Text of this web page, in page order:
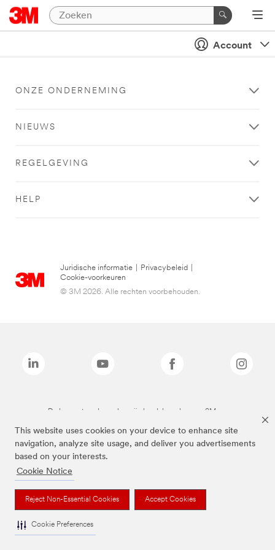
This website uses cookies on your device to enhance site
navigation, analyze site usage, and deliver you advertisements
based on your interests.
Cookie Notice
Reject Non-Essential Cookies Accept Cookies
Cookie Preferences
Account
ONZE ONDERNEMING
NIEUWS
REGELGEVING
HELP
Juridische informatie Privacybeleid
Cookie-voorkeuren
© 3M 2026. Alle rechten voorbehouden.
De bovenstaande merken zijn handelsmerken van 3M.we